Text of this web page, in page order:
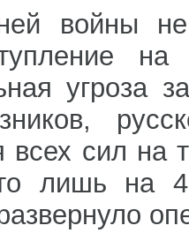
войны
угроза
всех сил на
лишь на